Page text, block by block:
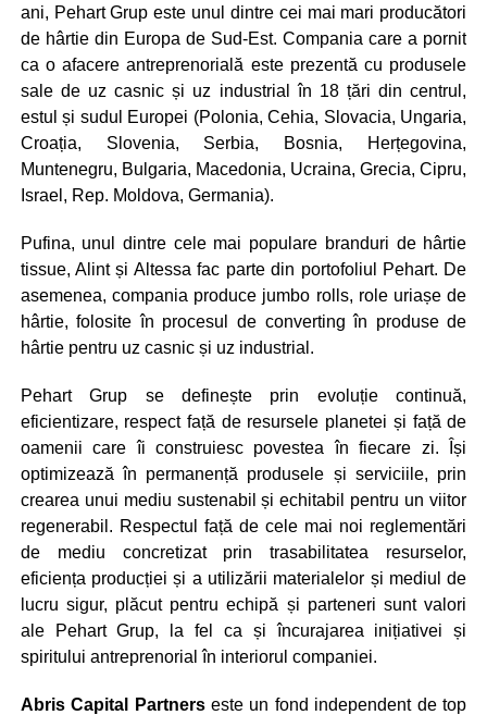
ani, Pehart Grup este unul dintre cei mai mari producători
de hârtie din Europa de Sud-Est. Compania care a pornit
ca o afacere antreprenorială este prezentă cu produsele
sale de uz casnic și uz industrial în 18 țări din centrul,
estul și sudul Europei (Polonia, Cehia, Slovacia, Ungaria,
Croația, Slovenia, Serbia, Bosnia, Herțegovina,
Muntenegru, Bulgaria, Macedonia, Ucraina, Grecia, Cipru,
Israel, Rep. Moldova, Germania).
Pufina, unul dintre cele mai populare branduri de hârtie
tissue, Alint și Altessa fac parte din portofoliul Pehart. De
asemenea, compania produce jumbo rolls, role uriașe de
hârtie, folosite în procesul de converting în produse de
hârtie pentru uz casnic și uz industrial.
Pehart Grup se definește prin evoluție continuă,
eficientizare, respect față de resursele planetei și față de
oamenii care îi construiesc povestea în fiecare zi. Își
optimizează în permanență produsele și serviciile, prin
crearea unui mediu sustenabil și echitabil pentru un viitor
regenerabil. Respectul față de cele mai noi reglementări
de mediu concretizat prin trasabilitatea resurselor,
eficiența producției și a utilizării materialelor și mediul de
lucru sigur, plăcut pentru echipă și parteneri sunt valori
ale Pehart Grup, la fel ca și încurajarea inițiativei și
spiritului antreprenorial în interiorul companiei.
Abris Capital Partnerseste un fond independent de top